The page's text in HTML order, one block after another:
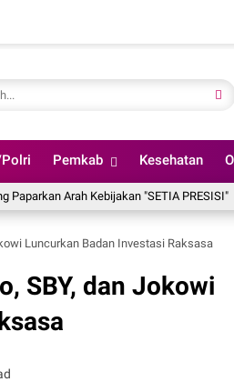
Pemkab Kesehatan
Arah Kebijakan "SETIA PRESISI" Atasi
Luncurkan Badan Investasi Raksasa
SBY, dan Jokowi